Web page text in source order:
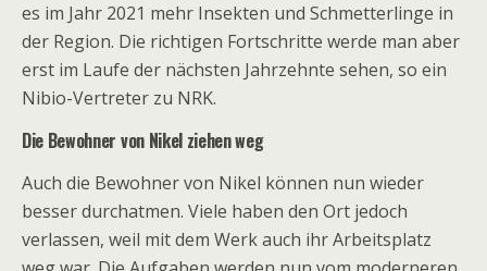
es im Jahr 2021 mehr Insekten und Schmetterlinge in
der Region. Die richtigen Fortschritte werde man aber
erst im Laufe der nächsten Jahrzehnte sehen, so ein
Nibio-Vertreter zu NRK.
Die Bewohner von Nikel ziehen weg
Auch die Bewohner von Nikel können nun wieder
besser durchatmen. Viele haben den Ort jedoch
verlassen, weil mit dem Werk auch ihr Arbeitsplatz